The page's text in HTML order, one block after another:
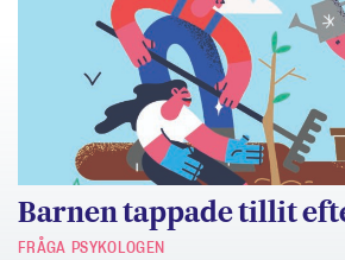
Barnen tappade tillit
FRÅGA PSYKOLOGEN